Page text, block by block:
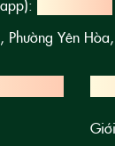
Phường Yên